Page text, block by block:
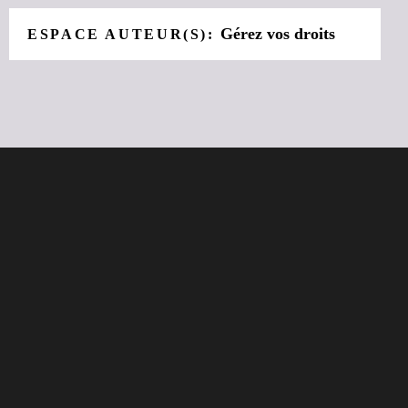
ESPACE AUTEUR(S): Gérez vos droits